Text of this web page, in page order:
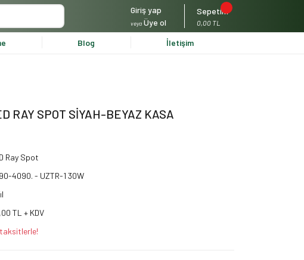
Giriş yap
veya Üye ol
Sepetim
0,00 TL
Blog İletişim
RAY SPOT SİYAH-BEYAZ KASA
Ray Spot
4090. - UZTR-1 30W
TL + KDV